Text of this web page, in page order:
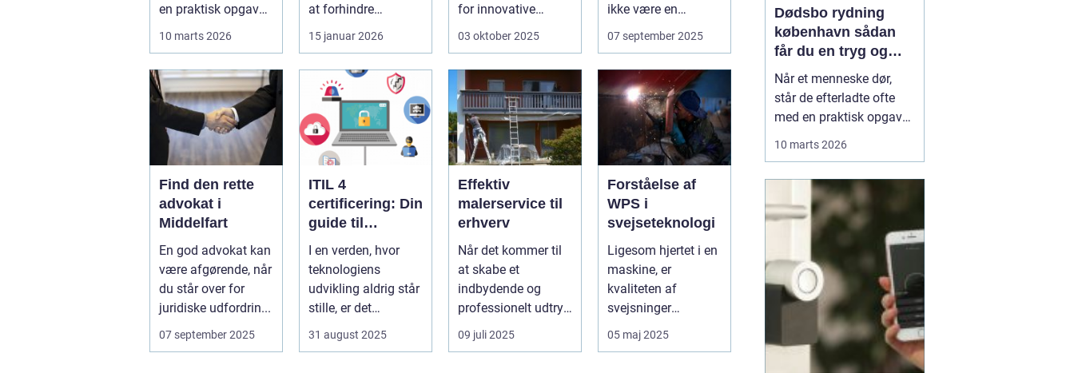
en praktisk opgave,
10 marts 2026
at forhindre
indbrud. For mange
familier og
virksomheder ...
15 januar 2026
for innovative
løsninger, der ...
03 oktober 2025
ikke være en
udfordrende
opgave. I en...
07 september 2025
Find den rette
advokat i
Middelfart
En god advokat kan
være afgørende, når
du står over for
juridiske udfordrin...
07 september 2025
ITIL 4
certificering: Din
guide til
fremtidens IT-
service
management
I en verden, hvor
teknologiens
udvikling aldrig står
stille, er det
b&ari...
31 august 2025
Effektiv
malerservice til
erhverv
Når det kommer til
at skabe et
indbydende og
professionelt udtryk
i erhvervslokaler, er
det af...
09 juli 2025
Forståelse af
WPS i
svejseteknologi
Ligesom hjertet i en
maskine, er
kvaliteten af
svejsninger
afgørende for
strukturel integrite...
05 maj 2025
Dødsbo rydning
københavn sådan
får du en tryg og
effektiv løsning
Når et menneske dør,
står de efterladte ofte
med en praktisk opgave,
minder i hvert rum, og
samtidig presser
tidsfrister, skifteret og
måske et boligskifte på.
Her kan professionel
10 marts 2026